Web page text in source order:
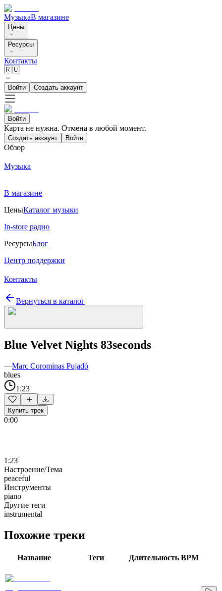
МузыкаВ магазине
Цены
Ресурсы
Контакты
🇷🇺
Войти Создать аккаунт
Войти
Карта не нужна. Отмена в любой момент.
Создать аккаунт Войти
Обзор
Музыка
В магазине
ЦеныКаталог музыки
In-store радио
РесурсыБлог
Центр поддержки
Контакты
Вернуться в каталог
Blue Velvet Nights 83seconds
—Marc Corominas Pujadó
blues
1:23
Купить трек
0:00
1:23
Настроение/Тема
peaceful
Инструменты
piano
Другие теги
instrumental
Похожие треки
Название Теги Длительность BPM